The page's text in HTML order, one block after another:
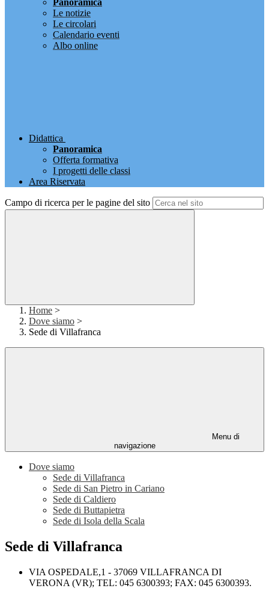
Panoramica
Le notizie
Le circolari
Calendario eventi
Albo online
Didattica
Panoramica
Offerta formativa
I progetti delle classi
Area Riservata
Campo di ricerca per le pagine del sito
Home >
Dove siamo >
Sede di Villafranca
Menu di
navigazione
Dove siamo
Sede di Villafranca
Sede di San Pietro in Cariano
Sede di Caldiero
Sede di Buttapietra
Sede di Isola della Scala
Sede di Villafranca
VIA OSPEDALE,1 - 37069 VILLAFRANCA DI
VERONA (VR); TEL: 045 6300393; FAX: 045 6300393.